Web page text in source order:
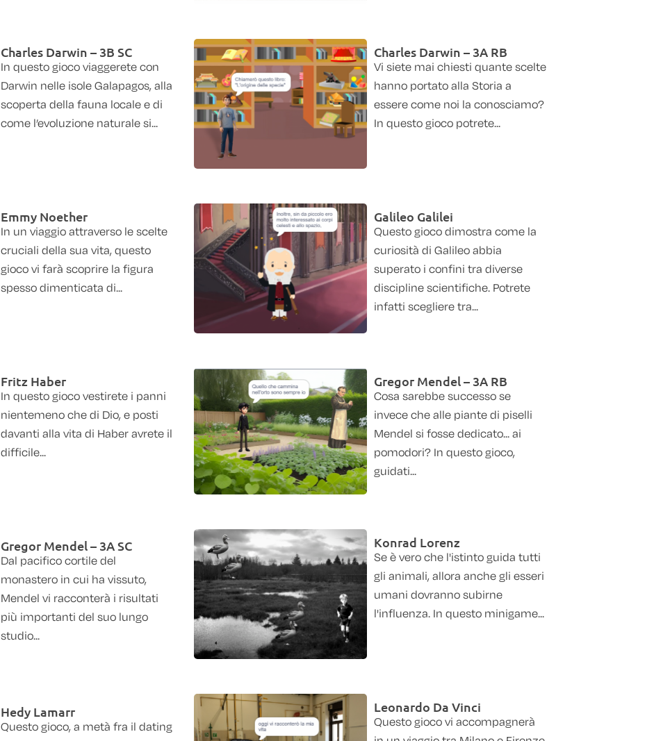
Charles Darwin – 3B SC
In questo gioco viaggerete con
Darwin nelle isole Galapagos, alla
scoperta della fauna locale e di
come l’evoluzione naturale si...
Emmy Noether
In un viaggio attraverso le scelte
cruciali della sua vita, questo
gioco vi farà scoprire la figura
spesso dimenticata di...
Fritz Haber
In questo gioco vestirete i panni
nientemeno che di Dio, e posti
davanti alla vita di Haber avrete il
difficile...
Gregor Mendel – 3A SC
Dal pacifico cortile del
monastero in cui ha vissuto,
Mendel vi racconterà i risultati
più importanti del suo lungo
studio...
Hedy Lamarr
Questo gioco, a metà fra il dating
Charles Darwin – 3A RB
Vi siete mai chiesti quante scelte
hanno portato alla Storia a
essere come noi la conosciamo?
In questo gioco potrete...
Galileo Galilei
Questo gioco dimostra come la
curiosità di Galileo abbia
superato i confini tra diverse
discipline scientifiche. Potrete
infatti scegliere tra...
Gregor Mendel – 3A RB
Cosa sarebbe successo se
invece che alle piante di piselli
Mendel si fosse dedicato... ai
pomodori? In questo gioco,
guidati...
Konrad Lorenz
Se è vero che l'istinto guida tutti
gli animali, allora anche gli esseri
umani dovranno subirne
l'influenza. In questo minigame...
Leonardo Da Vinci
Questo gioco vi accompagnerà